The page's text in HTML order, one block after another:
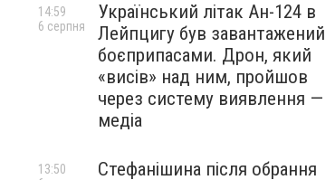
Український літак Ан-124 в
Лейпцигу був завантажений
боєприпасами. Дрон, який
«висів» над ним, пройшов
через систему виявлення —
медіа
14:59
6 серпня
Стефанішина після обрання
13:50